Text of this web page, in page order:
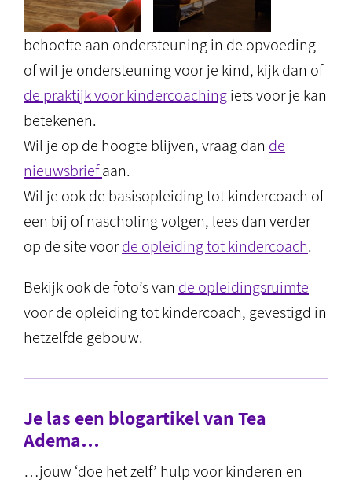
behoefte aan ondersteuning in de opvoeding
of wil je ondersteuning voor je kind, kijk dan of
de praktijk voor kindercoachingiets voor je kan
betekenen.
Wil je op de hoogte blijven, vraag dan de
nieuwsbriefaan.
Wil je ook de basisopleiding tot kindercoach of
een bij of nascholing volgen, lees dan verder
op de site voorde opleiding tot kindercoach.
Bekijk ook de foto’s van de opleidingsruimte
voor de opleiding tot kindercoach, gevestigd in
hetzelfde gebouw.
Je las een blogartikel van Tea
Adema…
…jouw ‘doe het zelf’ hulp voor kinderen en